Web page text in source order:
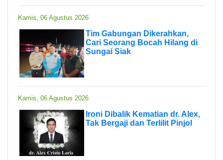
Kamis, 06 Agustus 2026
Tim Gabungan Dikerahkan,
Cari Seorang Bocah Hilang di
Sungai Siak
Kamis, 06 Agustus 2026
Ironi Dibalik Kematian dr. Alex,
Tak Bergaji dan Terlilit Pinjol